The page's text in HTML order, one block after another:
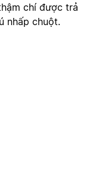
chí được trả
nhấp chuột.